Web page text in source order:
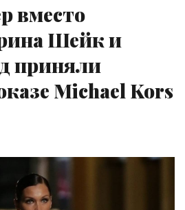
вместо
Шейк и
приняли
Michael Kors